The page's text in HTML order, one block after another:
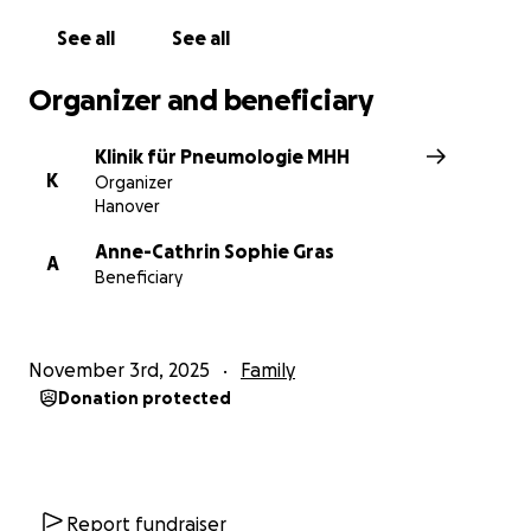
See all See all
Organizer and beneficiary
K
Klinik für Pneumologie MHH
Organizer
Hanover
A
Anne-Cathrin Sophie Gras
Beneficiary
November 3rd, 2025 Family
Donation protected
Report fundraiser